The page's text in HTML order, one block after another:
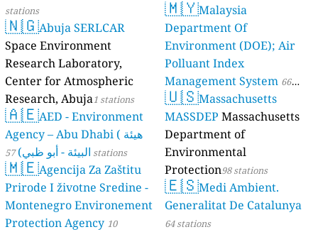
stations
🇳🇬Abuja SERLCAR
Space Environment
Research Laboratory,
Center for Atmospheric
Research, Abuja1 stations
🇦🇪AED - Environment
Agency – Abu Dhabi ( هيئة
البيئة - أبو ظبي) 57 stations
🇲🇪Agencija Za Zaštitu
Prirode I životne Sredine -
Montenegro Environement
Protection Agency 10
🇲🇾Malaysia
Department Of
Environment (DOE); Air
Polluant Index
Management System 66
stations
🇺🇸Massachusetts
MASSDEP Massachusetts
Department of
Environmental
Protection98 stations
🇪🇸Medi Ambient.
Generalitat De Catalunya
64 stations